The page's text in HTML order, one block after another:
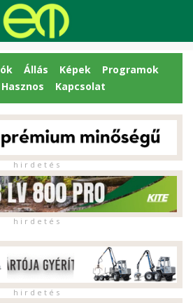
Állás Képek
Programok
Hasznos Kapcsolat
h i r d e t é s
h i r d e t é s
h i r d e t é s